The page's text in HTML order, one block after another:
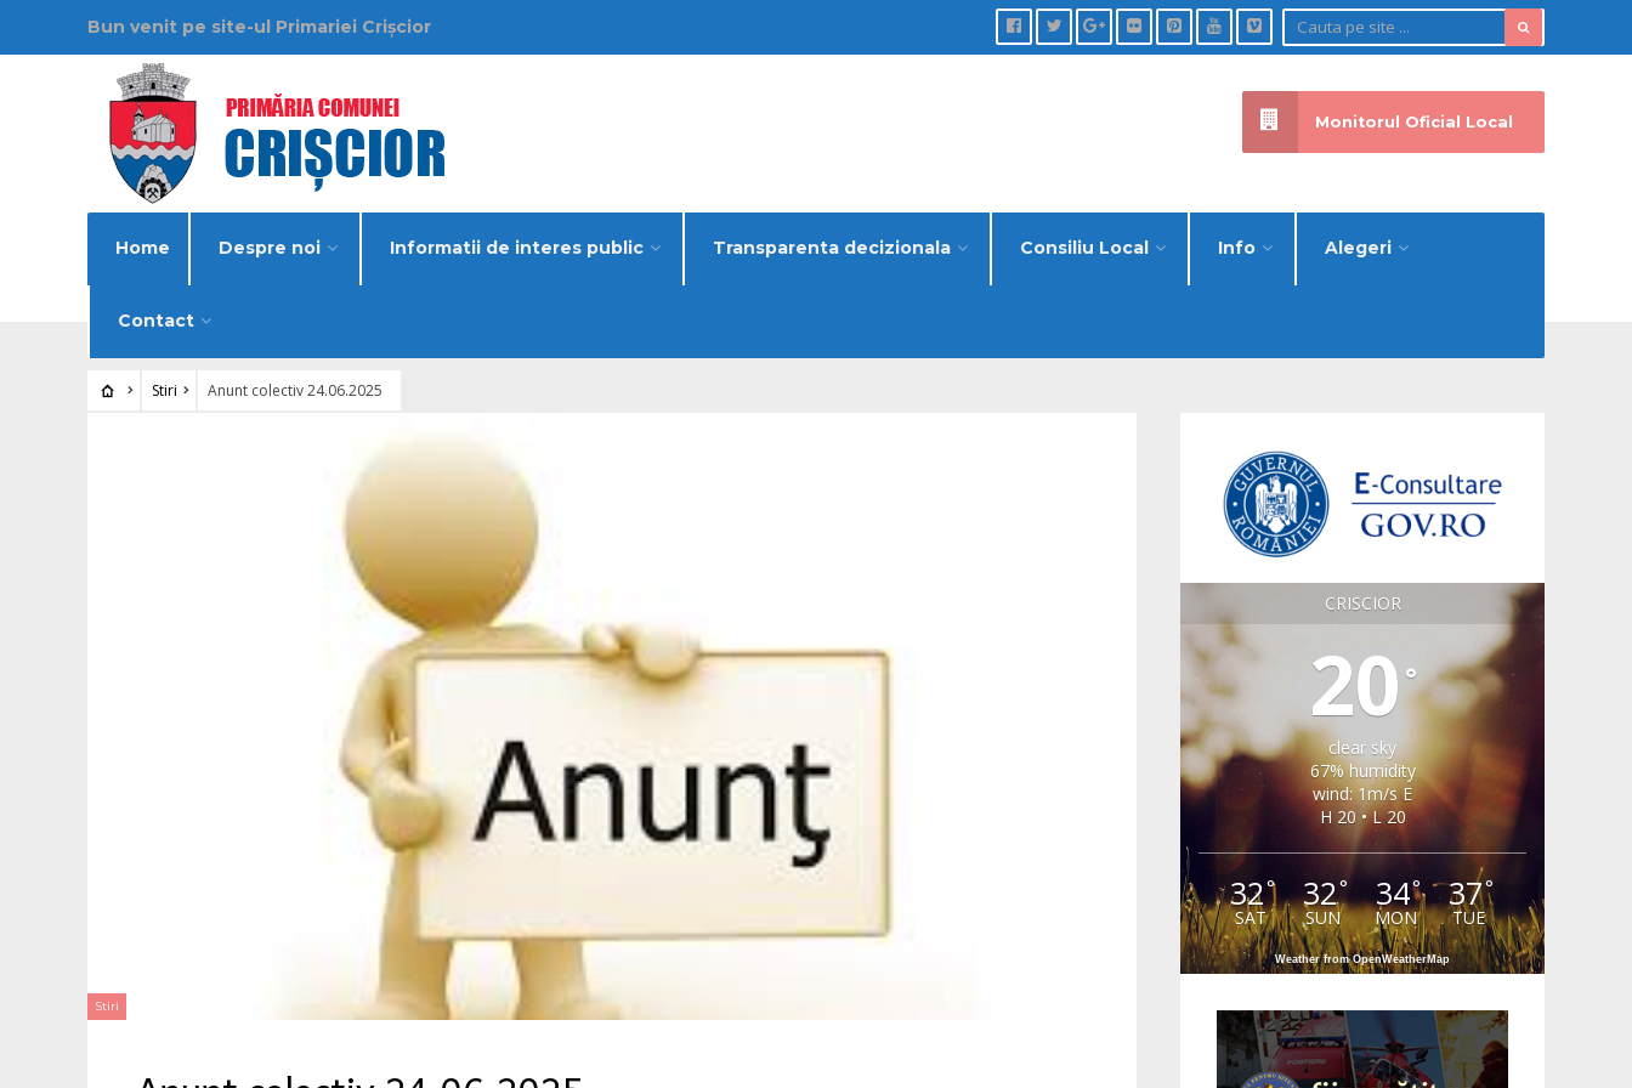
Bun venit pe site-ul Primariei Crișcior
Home Despre noi Informatii de interes public Transparenta decizionala Consiliu Local Info Alegeri
Contact
Monitorul Oficial Local
Stiri Anunt colectiv 24.06.2025
Stiri
CRISCIOR
20 °
clear sky
67% humidity
wind: 1m/s E
H 20 • L 20
32°
SAT
32°
SUN
34°
MON
37°
TUE
Weather from OpenWeatherMap